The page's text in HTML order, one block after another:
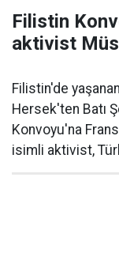
Filistin
aktivist
Filistin'de
Hersek'ten Batı
Konvoyu'na
isimli aktivist,